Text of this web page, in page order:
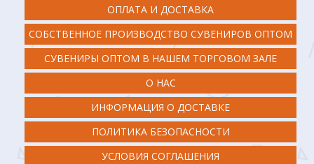
ОПЛАТА И ДОСТАВКА
СОБСТВЕННОЕ ПРОИЗВОДСТВО СУВЕНИРОВ ОПТОМ
СУВЕНИРЫ ОПТОМ В НАШЕМ ТОРГОВОМ ЗАЛЕ
О НАС
ИНФОРМАЦИЯ О ДОСТАВКЕ
ПОЛИТИКА БЕЗОПАСНОСТИ
УСЛОВИЯ СОГЛАШЕНИЯ